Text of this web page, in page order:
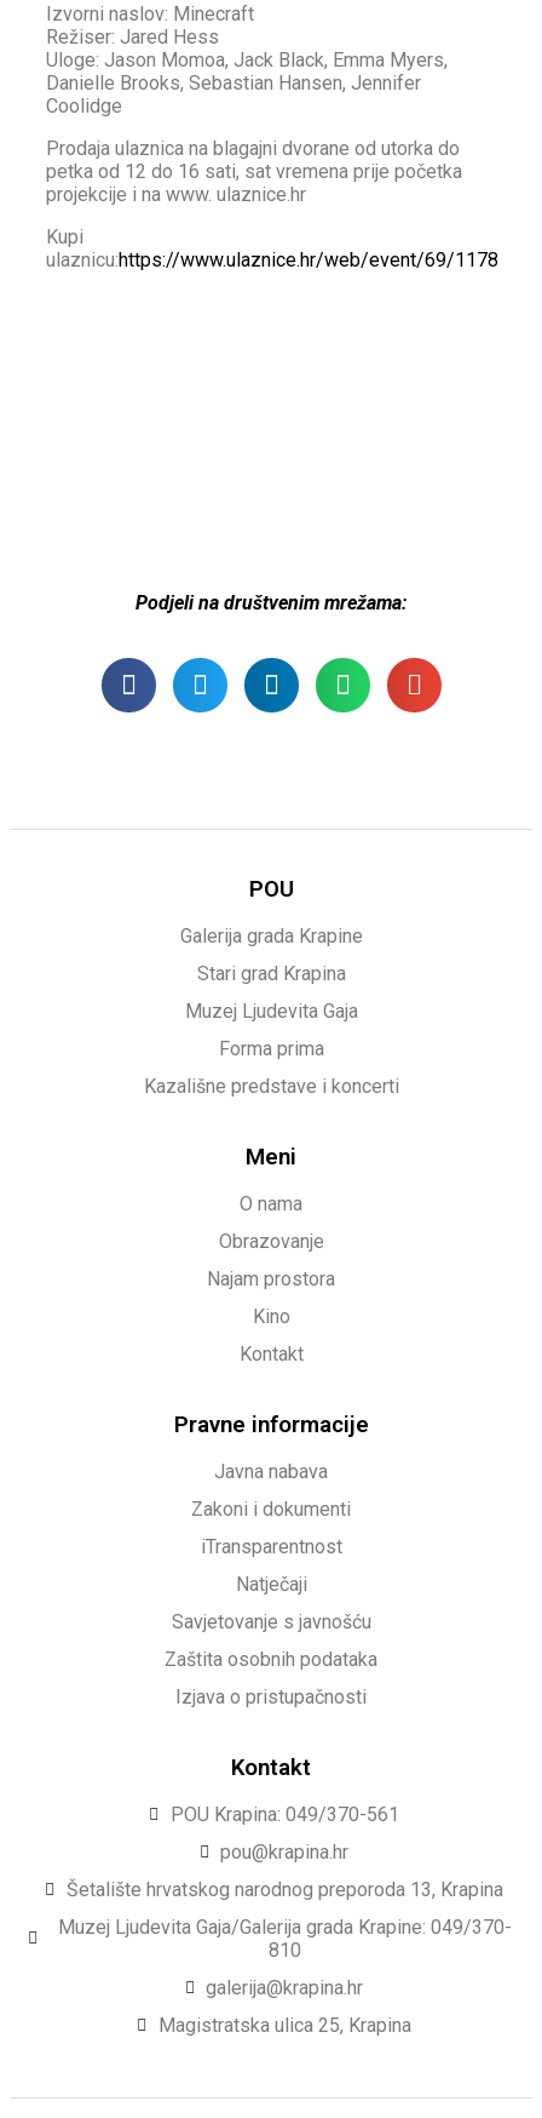
Izvorni naslov: Minecraft
Režiser: Jared Hess
Uloge: Jason Momoa, Jack Black, Emma Myers,
Danielle Brooks, Sebastian Hansen, Jennifer
Coolidge
Prodaja ulaznica na blagajni dvorane od utorka do
petka od 12 do 16 sati, sat vremena prije početka
projekcije i na www. ulaznice.hr
Kupi
ulaznicu:https://www.ulaznice.hr/web/event/69/1178
Podjeli na društvenim mrežama:
POU
Galerija grada Krapine
Stari grad Krapina
Muzej Ljudevita Gaja
Forma prima
Kazališne predstave i koncerti
Meni
O nama
Obrazovanje
Najam prostora
Kino
Kontakt
Pravne informacije
Javna nabava
Zakoni i dokumenti
iTransparentnost
Natječaji
Savjetovanje s javnošću
Zaštita osobnih podataka
Izjava o pristupačnosti
Kontakt
POU Krapina: 049/370-561
pou@krapina.hr
Šetalište hrvatskog narodnog preporoda 13, Krapina
Muzej Ljudevita Gaja/Galerija grada Krapine: 049/370-
810
galerija@krapina.hr
Magistratska ulica 25, Krapina